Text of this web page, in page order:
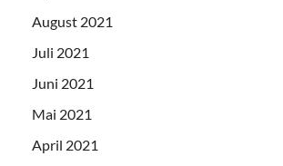
August 2021
Juli 2021
Juni 2021
Mai 2021
April 2021